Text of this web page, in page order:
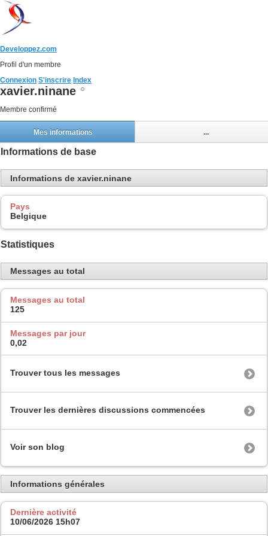
Developpez.com
Profil d'un membre
Connexion S'inscrire Index
xavier.ninane
Membre confirmé
Mes informations ...
Informations de base
Informations de xavier.ninane
Pays
Belgique
Statistiques
Messages au total
Messages au total
125
Messages par jour
0,02
Trouver tous les messages
Trouver les dernières discussions commencées
Voir son blog
Informations générales
Dernière activité
10/06/2026 15h07